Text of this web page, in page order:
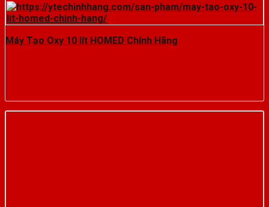
Máy Tạo Oxy 10 lít HOMED Chính Hãng